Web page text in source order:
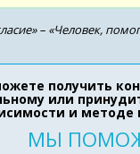
– «Человек,
получить
или
и методе
МЫ